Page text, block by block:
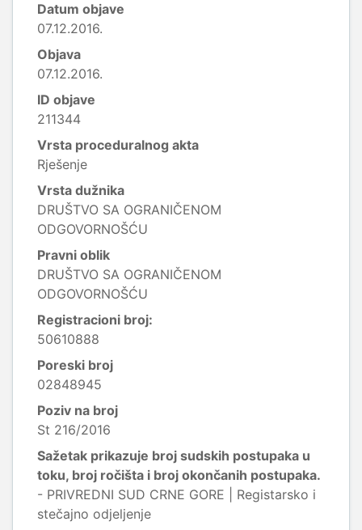
Datum objave
07.12.2016.
Objava
07.12.2016.
ID objave
211344
Vrsta proceduralnog akta
Rješenje
Vrsta dužnika
DRUŠTVO SA OGRANIČENOM
ODGOVORNOŠĆU
Pravni oblik
DRUŠTVO SA OGRANIČENOM
ODGOVORNOŠĆU
Registracioni broj:
50610888
Poreski broj
02848945
Poziv na broj
St 216/2016
Sažetak prikazuje broj sudskih postupaka u
toku, broj ročišta i broj okončanih postupaka.
- PRIVREDNI SUD CRNE GORE | Registarsko i
stečajno odjeljenje